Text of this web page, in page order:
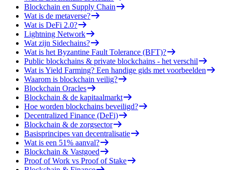
Blockchain en Supply Chain
Wat is de metaverse?
Wat is DeFi 2.0?
Lightning Network
Wat zijn Sidechains?
Wat is het Byzantine Fault Tolerance (BFT)?
Public blockchains & private blockchains - het verschil
Wat is Yield Farming? Een handige gids met voorbeelden
Waarom is blockchain veilig?
Blockchain Oracles
Blockchain & de kapitaalmarkt
Hoe worden blockchains beveiligd?
Decentralized Finance (DeFi)
Blockchain & de zorgsector
Basisprincipes van decentralisatie
Wat is een 51% aanval?
Blockchain & Vastgoed
Proof of Work vs Proof of Stake